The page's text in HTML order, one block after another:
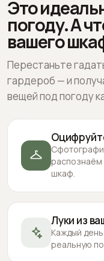
Это
погоду. А
вашего
Перестаньте
гардероб — и
вещей под погоду
шкаф.
Луки из
Каждый
реальную